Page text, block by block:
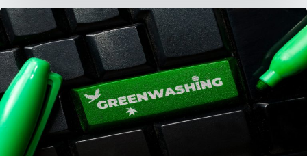
Cos’è
greenwashing
e
perchè
i
brand
devono
evitarlo